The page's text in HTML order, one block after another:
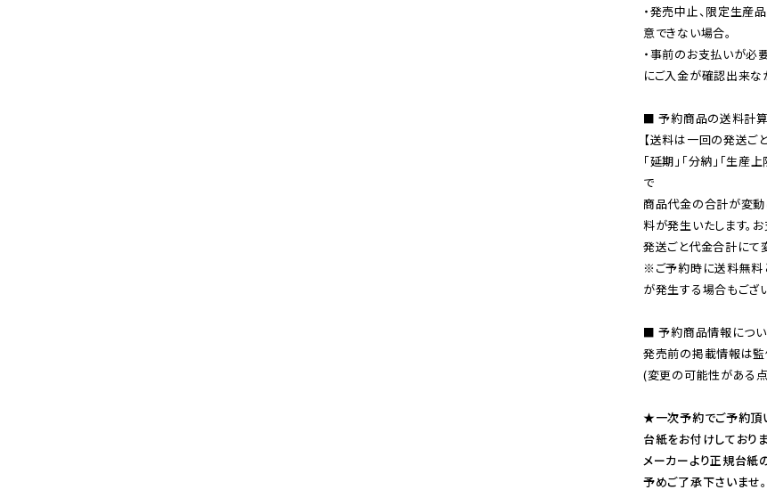
・発売中止、限定生産
意できない場合。
・事前のお支払いが必
にご入金が確認出来な
■ 予約商品の送料計
【送料は一回の発送ご
「延期」「分納」「生産
で
商品代金の合計が変動
料が発生いたします。
※ご予約時に送料無料
が発生する場合もござ
■ 予約商品情報につ
発売前の掲載情報は監
(変更の可能性がある
★一次予約でご予約頂
台紙をお付けしており
メーカーより正規台紙
予めご了承下さいませ。